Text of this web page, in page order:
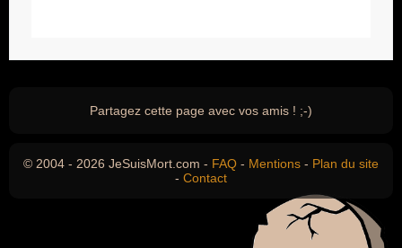
Partagez cette page avec vos amis ! ;-)
© 2004 - 2026 JeSuisMort.com - FAQ - Mentions - Plan du site
- Contact